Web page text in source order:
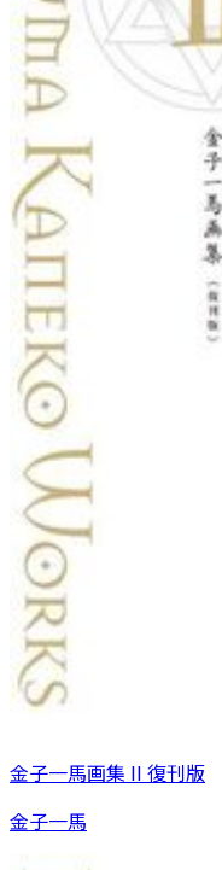
金子一馬画集 II 復刊版
金子一馬